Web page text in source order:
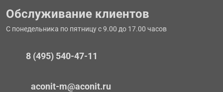
Обслуживание клиентов
С понедельника по пятницу с 9.00 до 17.00 часов
8 (495) 540-47-11
aconit-m@aconit.ru